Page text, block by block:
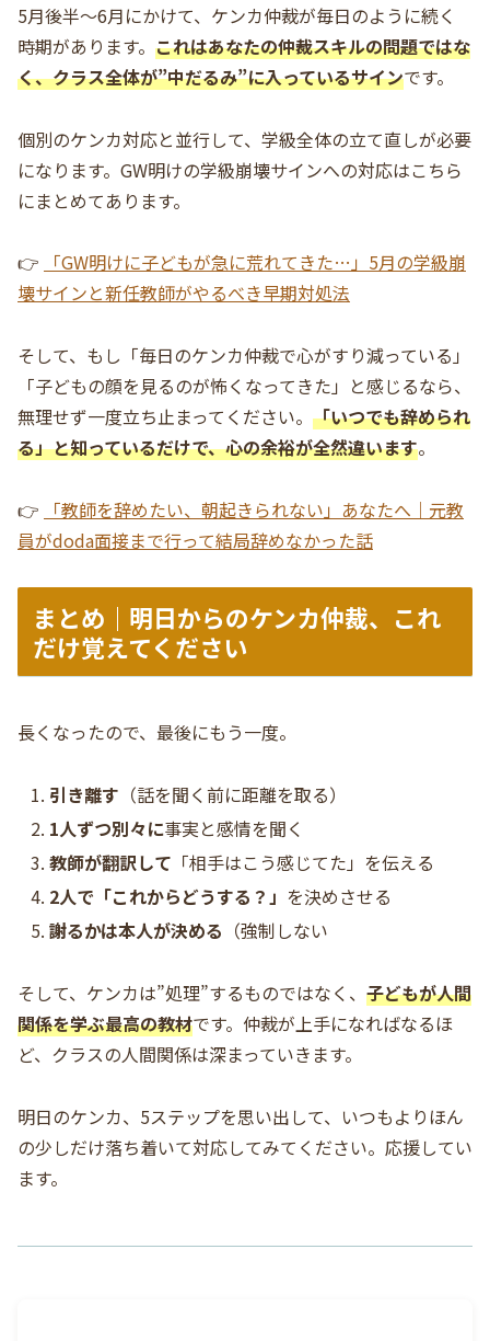
5月後半〜6月にかけて、ケンカ仲裁が毎日のように続く
時期があります。 これはあなたの仲裁スキルの問題ではな
く、クラス全体が”中だるみ”に入っているサインです。
個別のケンカ対応と並行して、学級全体の立て直しが必要
になります。GW明けの学級崩壊サインへの対応はこちら
にまとめてあります。
👉
「GW明けに子どもが急に荒れてきた…」5月の学級崩
壊サインと新任教師がやるべき早期対処法
そして、もし「毎日のケンカ仲裁で心がすり減っている」
「子どもの顔を見るのが怖くなってきた」と感じるなら、
無理せず一度立ち止まってください。 「いつでも辞められ
る」と知っているだけで、心の余裕が全然違います。
👉
「教師を辞めたい、朝起きられない」あなたへ｜元教
員がdoda面接まで行って結局辞めなかった話
まとめ｜明日からのケンカ仲裁、これ
だけ覚えてください
長くなったので、最後にもう一度。
引き離す （話を聞く前に距離を取る）
1人ずつ別々に事実と感情を聞く
教師が翻訳して 「相手はこう感じてた」を伝える
2人で「これからどうする？」 を決めさせる
謝るかは本人が決める （強制しない
そして、ケンカは”処理”するものではなく、 子どもが人間
関係を学ぶ最高の教材です。仲裁が上手になればなるほ
ど、クラスの人間関係は深まっていきます。
明日のケンカ、5ステップを思い出して、いつもよりほん
の少しだけ落ち着いて対応してみてください。応援してい
ます。